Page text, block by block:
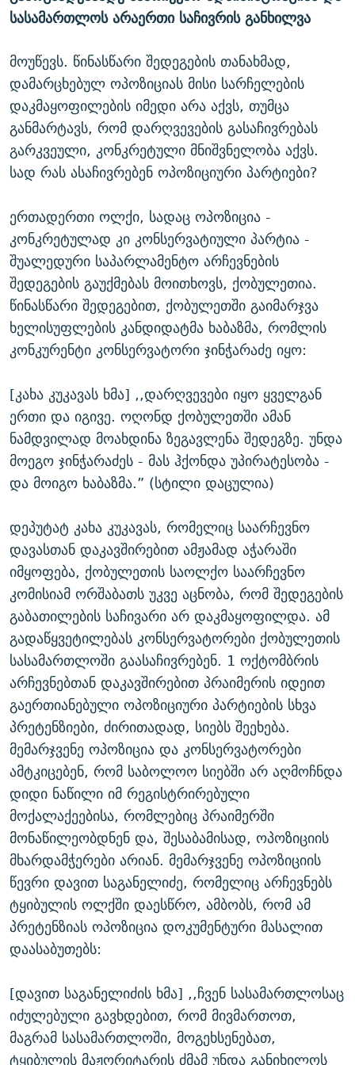
ᲛᲝᲚᲐᲞᲐᲠᲐᲙᲔ ᲢᲔᲥᲡᲢᲔᲑᲘ
ᲚᲘᲢᲔᲠᲐᲢᲣᲠᲣᲚᲘ ᲬᲐᲮᲜᲐᲒᲔᲑᲘ
ᲐᲛᲔᲠᲘᲙᲣᲚᲘ ᲛᲝᲗᲮᲠᲝᲑᲐ
ᲘᲛᲞᲔᲠᲘᲐ ᲓᲐ ᲠᲐᲓᲘᲝ
ᲩᲔᲛᲘ ᲡᲘᲙᲕᲓᲘᲚᲘᲡ ᲛᲘᲖᲔᲖᲘᲐ COVID-19
ᲡᲐᲞᲐᲠᲚᲐᲛᲔᲜᲢᲝ ᲐᲠᲩᲔᲕᲜᲔᲑᲘᲡ ᲘᲡᲢᲝᲠᲘᲐ
ᲑᲐᲕᲨᲕᲔᲑᲘ ᲞᲠᲝᲡᲢᲘᲢᲣᲪᲘᲐᲨᲘ - ᲐᲛᲝᲣᲗᲥᲛᲔᲚᲘ ᲐᲛᲑᲐᲕᲘ
5 ᲐᲛᲑᲐᲕᲘ - 20 ᲘᲕᲜᲘᲡᲡ ᲓᲐᲨᲐᲕᲔᲑᲣᲚᲔᲑᲘ
ᲐᲒᲕᲘᲡᲢᲝᲡ ᲝᲛᲘ
ПРИВЕТ ᲙᲣᲚᲢᲣᲠᲐ
ᲒᲐᲛᲝᲘᲬᲔᲠᲔ
რთე/რთ-ის ყველა საიტი
სასამართლოს არაერთი საჩივრის განხილვა
მოუწევს. წინასწარი შედეგების თანახმად,
დამარცხებულ ოპოზიციას მისი სარჩელების
დაკმაყოფილების იმედი არა აქვს, თუმცა
განმარტავს, რომ დარღვევების გასაჩივრებას
გარკვეული, კონკრეტული მნიშვნელობა აქვს.
სად რას ასაჩივრებენ ოპოზიციური პარტიები?
ერთადერთი ოლქი, სადაც ოპოზიცია -
კონკრეტულად კი კონსერვატიული პარტია -
შუალედური საპარლამენტო არჩევნების
შედეგების გაუქმებას მოითხოვს, ქობულეთია.
წინასწარი შედეგებით, ქობულეთში გაიმარჯვა
ხელისუფლების კანდიდატმა ხაბაზმა, რომლის
კონკურენტი კონსერვატორი ჯინჭარაძე იყო:
[კახა კუკავას ხმა] ,,დარღვევები იყო ყველგან
ერთი და იგივე. ოღონდ ქობულეთში ამან
ნამდვილად მოახდინა ზეგავლენა შედეგზე. უნდა
მოეგო ჯინჭარაძეს - მას ჰქონდა უპირატესობა -
და მოიგო ხაბაზმა.” (სტილი დაცულია)
დეპუტატ კახა კუკავას, რომელიც საარჩევნო
დავასთან დაკავშირებით ამჟამად აჭარაში
იმყოფება, ქობულეთის საოლქო საარჩევნო
კომისიამ ორშაბათს უკვე აცნობა, რომ შედეგების
გაბათილების საჩივარი არ დაკმაყოფილდა. ამ
გადაწყვეტილებას კონსერვატორები ქობულეთის
სასამართლოში გაასაჩივრებენ. 1 ოქტომბრის
არჩევნებთან დაკავშირებით პრაიმერის იდეით
გაერთიანებული ოპოზიციური პარტიების სხვა
პრეტენზიები, ძირითადად, სიებს შეეხება.
მემარჯვენე ოპოზიცია და კონსერვატორები
ამტკიცებენ, რომ საბოლოო სიებში არ აღმოჩნდა
დიდი ნაწილი იმ რეგისტრირებული
მოქალაქეებისა, რომლებიც პრაიმერში
მონაწილეობდნენ და, შესაბამისად, ოპოზიციის
მხარდამჭერები არიან. მემარჯვენე ოპოზიციის
წევრი დავით საგანელიძე, რომელიც არჩევნებს
ტყიბულის ოლქში დაესწრო, ამბობს, რომ ამ
პრეტენზიას ოპოზიცია დოკუმენტური მასალით
დაასაბუთებს:
[დავით საგანელიძის ხმა] ,,ჩვენ სასამართლოსაც
იძულებული გავხდებით, რომ მივმართოთ,
მაგრამ სასამართლოში, მოგეხსენებათ,
ტყიბულის მაჟორიტარის ძმამ უნდა განიხილოს